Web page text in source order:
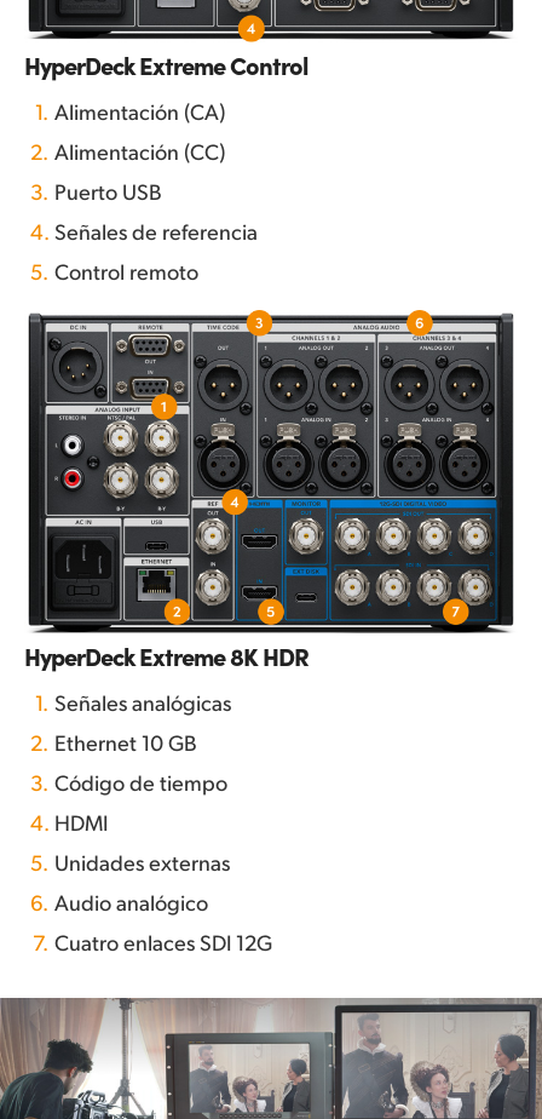
HyperDeck Extreme Control
1. Alimentación (CA)
2. Alimentación (CC)
3. Puerto USB
4. Señales de referencia
5. Control remoto
HyperDeck Extreme 8K HDR
1. Señales analógicas
2. Ethernet 10 GB
3. Código de tiempo
4. HDMI
5. Unidades externas
6. Audio analógico
7. Cuatro enlaces SDI 12G